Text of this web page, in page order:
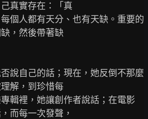
真實存在：「真
個人都有天分、也有天缺。重要的
，然後帶著缺
說自己的話；現在，她反倒不那麼
解，到珍惜每
輯裡，她讓創作者說話；在電影
而每一次發聲，